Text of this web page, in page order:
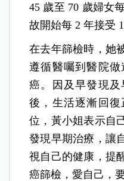
45 歲至 70 歲婦女
故開始每 2 年接受
在去年篩檢時，她
遵循醫囑到醫院
癌。因及早發現
後，生活逐漸回
位，黃小姐表示自
發現早期治療，讓
視自己的健康，提
癌篩檢，愛自己，要